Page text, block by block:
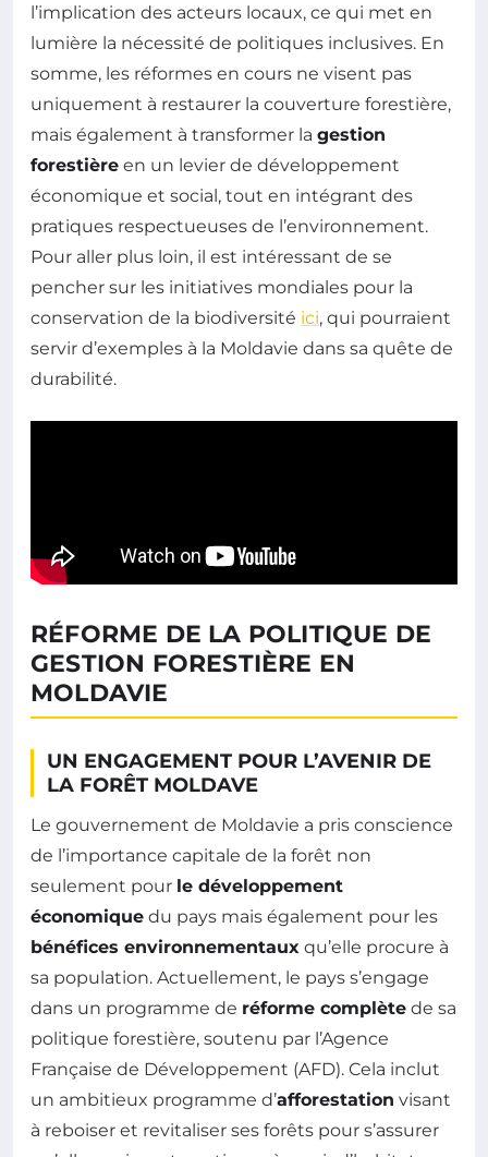
l’implication des acteurs locaux, ce qui met en
lumière la nécessité de politiques inclusives. En
somme, les réformes en cours ne visent pas
uniquement à restaurer la couverture forestière,
mais également à transformer la gestion
forestière en un levier de développement
économique et social, tout en intégrant des
pratiques respectueuses de l’environnement.
Pour aller plus loin, il est intéressant de se
pencher sur les initiatives mondiales pour la
conservation de la biodiversité ici, qui pourraient
servir d’exemples à la Moldavie dans sa quête de
durabilité.
RÉFORME DE LA POLITIQUE DE
GESTION FORESTIÈRE EN
MOLDAVIE
UN ENGAGEMENT POUR L’AVENIR DE
LA FORÊT MOLDAVE
Le gouvernement de Moldavie a pris conscience
de l’importance capitale de la forêt non
seulement pour le développement
économique du pays mais également pour les
bénéfices environnementaux qu’elle procure à
sa population. Actuellement, le pays s’engage
dans un programme de réforme complète de sa
politique forestière, soutenu par l’Agence
Française de Développement (AFD). Cela inclut
un ambitieux programme d’afforestation visant
à reboiser et revitaliser ses forêts pour s’assurer